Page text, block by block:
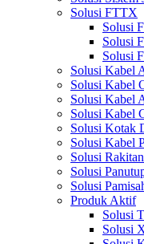
Solusi FTTX
Solusi
Solusi
Solusi
Solusi Kabel
Solusi Kabel
Solusi Kabel
Solusi Kabel
Solusi Kotak
Solusi Kabel
Solusi
Solusi
Solusi
Produk Aktif
Solusi
Solusi